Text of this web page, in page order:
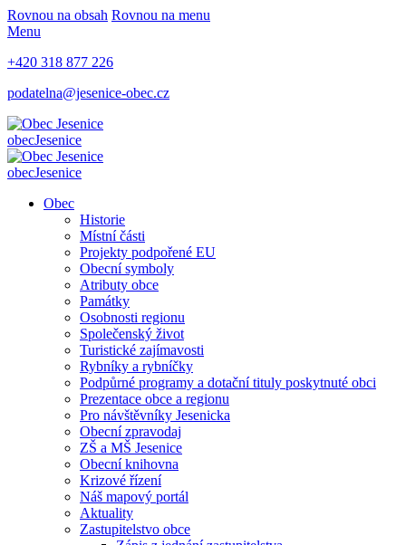
Rovnou na obsah Rovnou na menu
Menu
+420 318 877 226
podatelna@jesenice-obec.cz
obecJesenice
obecJesenice
Obec
Historie
Místní části
Projekty podpořené EU
Obecní symboly
Atributy obce
Památky
Osobnosti regionu
Společenský život
Turistické zajímavosti
Rybníky a rybníčky
Podpůrné programy a dotační tituly poskytnuté obci
Prezentace obce a regionu
Pro návštěvníky Jesenicka
Obecní zpravodaj
ZŠ a MŠ Jesenice
Obecní knihovna
Krizové řízení
Náš mapový portál
Aktuality
Zastupitelstvo obce